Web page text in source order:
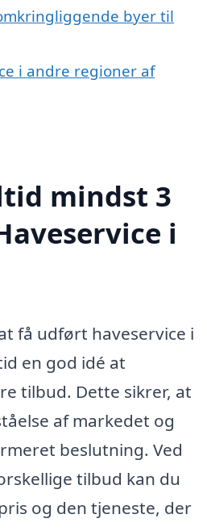
byer til
i andre regioner af
mindst 3
i
få udført haveservice i
en god idé at
tilbud. Dette sikrer, at
af markedet og
beslutning. Ved
tilbud kan du
og den tjeneste, der